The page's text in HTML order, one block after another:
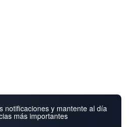
notificaciones y mantente al día
más importantes